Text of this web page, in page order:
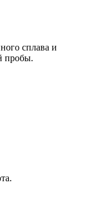
сплава и
пробы.